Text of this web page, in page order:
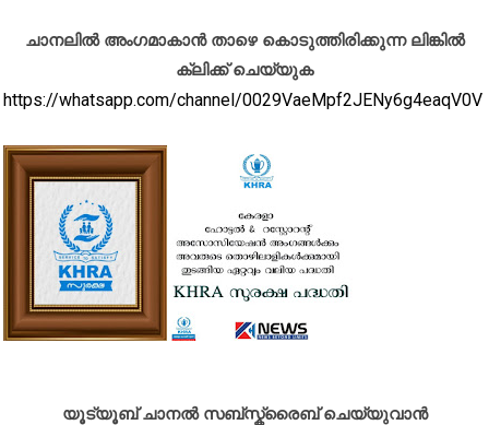
ചാനലിൽ അംഗമാകാൻ താഴെ കൊടുത്തിരിക്കുന്ന ലിങ്കിൽ
ക്ലിക്ക് ചെയ്യുക
https://whatsapp.com/channel/0029VaeMpf2JENy6g4eaqV0V
യൂട്യൂബ് ചാനൽ സബ്സ്ക്രൈബ് ചെയ്യുവാൻ